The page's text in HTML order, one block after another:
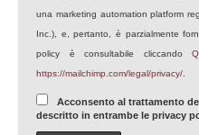
una marketing automation platform
Inc.), e, pertanto, è parzialmente
policy è consultabile cliccando
https://mailchimp.com/legal/privacy/
Acconsento al trattamento
descritto in entrambe le privacy